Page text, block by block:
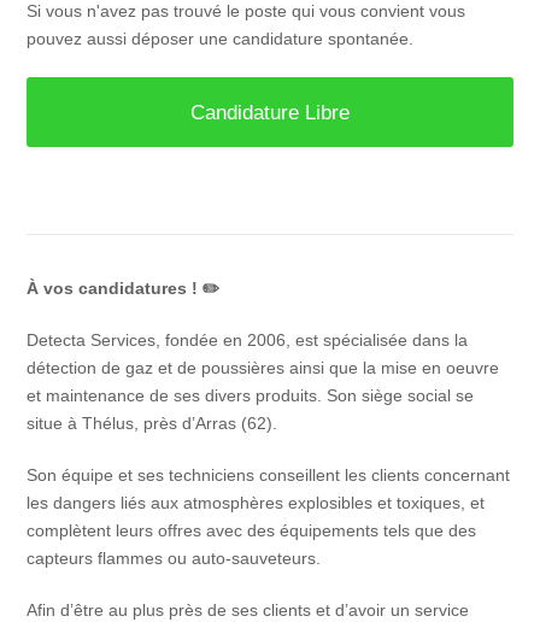
Si vous n'avez pas trouvé le poste qui vous convient vous
pouvez aussi déposer une candidature spontanée.
Candidature Libre
À vos candidatures !✏️
Detecta Services, fondée en 2006, est spécialisée dans la
détection de gaz et de poussières ainsi que la mise en oeuvre
et maintenance de ses divers produits. Son siège social se
situe à Thélus, près d’Arras (62).
Son équipe et ses techniciens conseillent les clients concernant
les dangers liés aux atmosphères explosibles et toxiques, et
complètent leurs offres avec des équipements tels que des
capteurs flammes ou auto-sauveteurs.
Afin d’être au plus près de ses clients et d’avoir un service